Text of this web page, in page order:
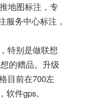
地图标注，专
服务中心标注，
特别是做联想
的赠品。升级
目前在700左
件gps。